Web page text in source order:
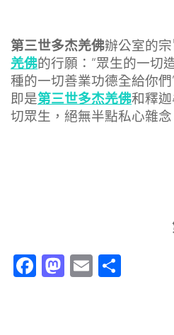
第三世多杰羌佛辦公室的
羌佛的行願：“眾生的一切
種的一切善業功德全給你們
即是第三世多杰羌佛和釋
切眾生，絕無半點私心雜念
Facebook
Mastodon
Email